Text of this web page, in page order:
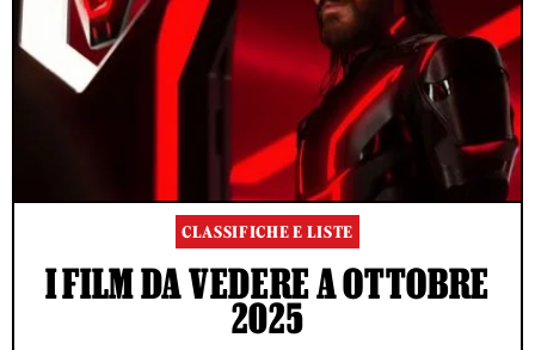
CLASSIFICHE E LISTE
I FILM DA VEDERE A OTTOBRE
2025